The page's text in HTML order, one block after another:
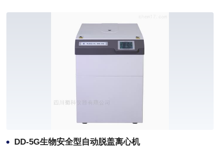
DD-5G生物安全型自动脱盖离心机